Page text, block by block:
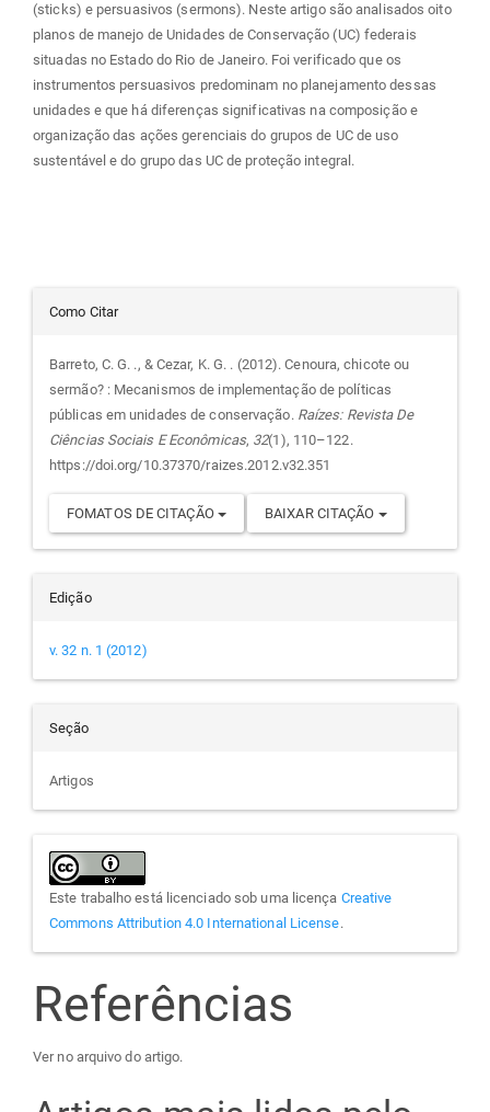
(sticks) e persuasivos (sermons). Neste artigo são analisados oito
planos de manejo de Unidades de Conservação (UC) federais
situadas no Estado do Rio de Janeiro. Foi verificado que os
instrumentos persuasivos predominam no planejamento dessas
unidades e que há diferenças significativas na composição e
organização das ações gerenciais do grupos de UC de uso
sustentável e do grupo das UC de proteção integral.
Detalhes
do
artigo
Como Citar
Barreto, C. G. ., & Cezar, K. G. . (2012). Cenoura, chicote ou
sermão? : Mecanismos de implementação de políticas
públicas em unidades de conservação. Raízes: Revista De
Ciências Sociais E Econômicas, 32(1), 110–122.
https://doi.org/10.37370/raizes.2012.v32.351
FOMATOS DE CITAÇÃO BAIXAR CITAÇÃO
Edição
v. 32 n. 1 (2012)
Seção
Artigos
Este trabalho está licenciado sob uma licença Creative
Commons Attribution 4.0 International License.
Referências
Ver no arquivo do artigo.